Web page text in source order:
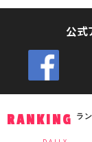
公式
RANKING ラ